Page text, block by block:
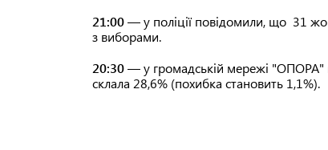
21:00— у поліції повідомили, що 31
з виборами.
20:30— у громадській мережі "ОПОРА"
склала 28,6% (похибка становить 1,1%).